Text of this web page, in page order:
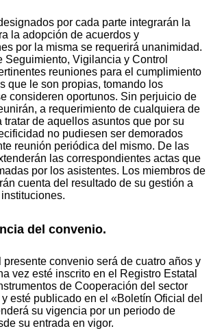
por cada parte integrarán la
la adopción de acuerdos y
por la misma se requerirá unanimidad.
Seguimiento, Vigilancia y Control
reuniones para el cumplimiento
que le son propias, tomando los
consideren oportunos. Sin perjuicio de
a requerimiento de cualquiera de
tratar de aquellos asuntos que por su
no pudiesen ser demorados
reunión periódica del mismo. De las
las correspondientes actas que
por los asistentes. Los miembros de
cuenta del resultado de su gestión a
del convenio.
presente convenio será de cuatro años y
vez esté inscrito en el Registro Estatal
de Cooperación del sector
esté publicado en el «Boletín Oficial del
su vigencia por un periodo de
su entrada en vigor.